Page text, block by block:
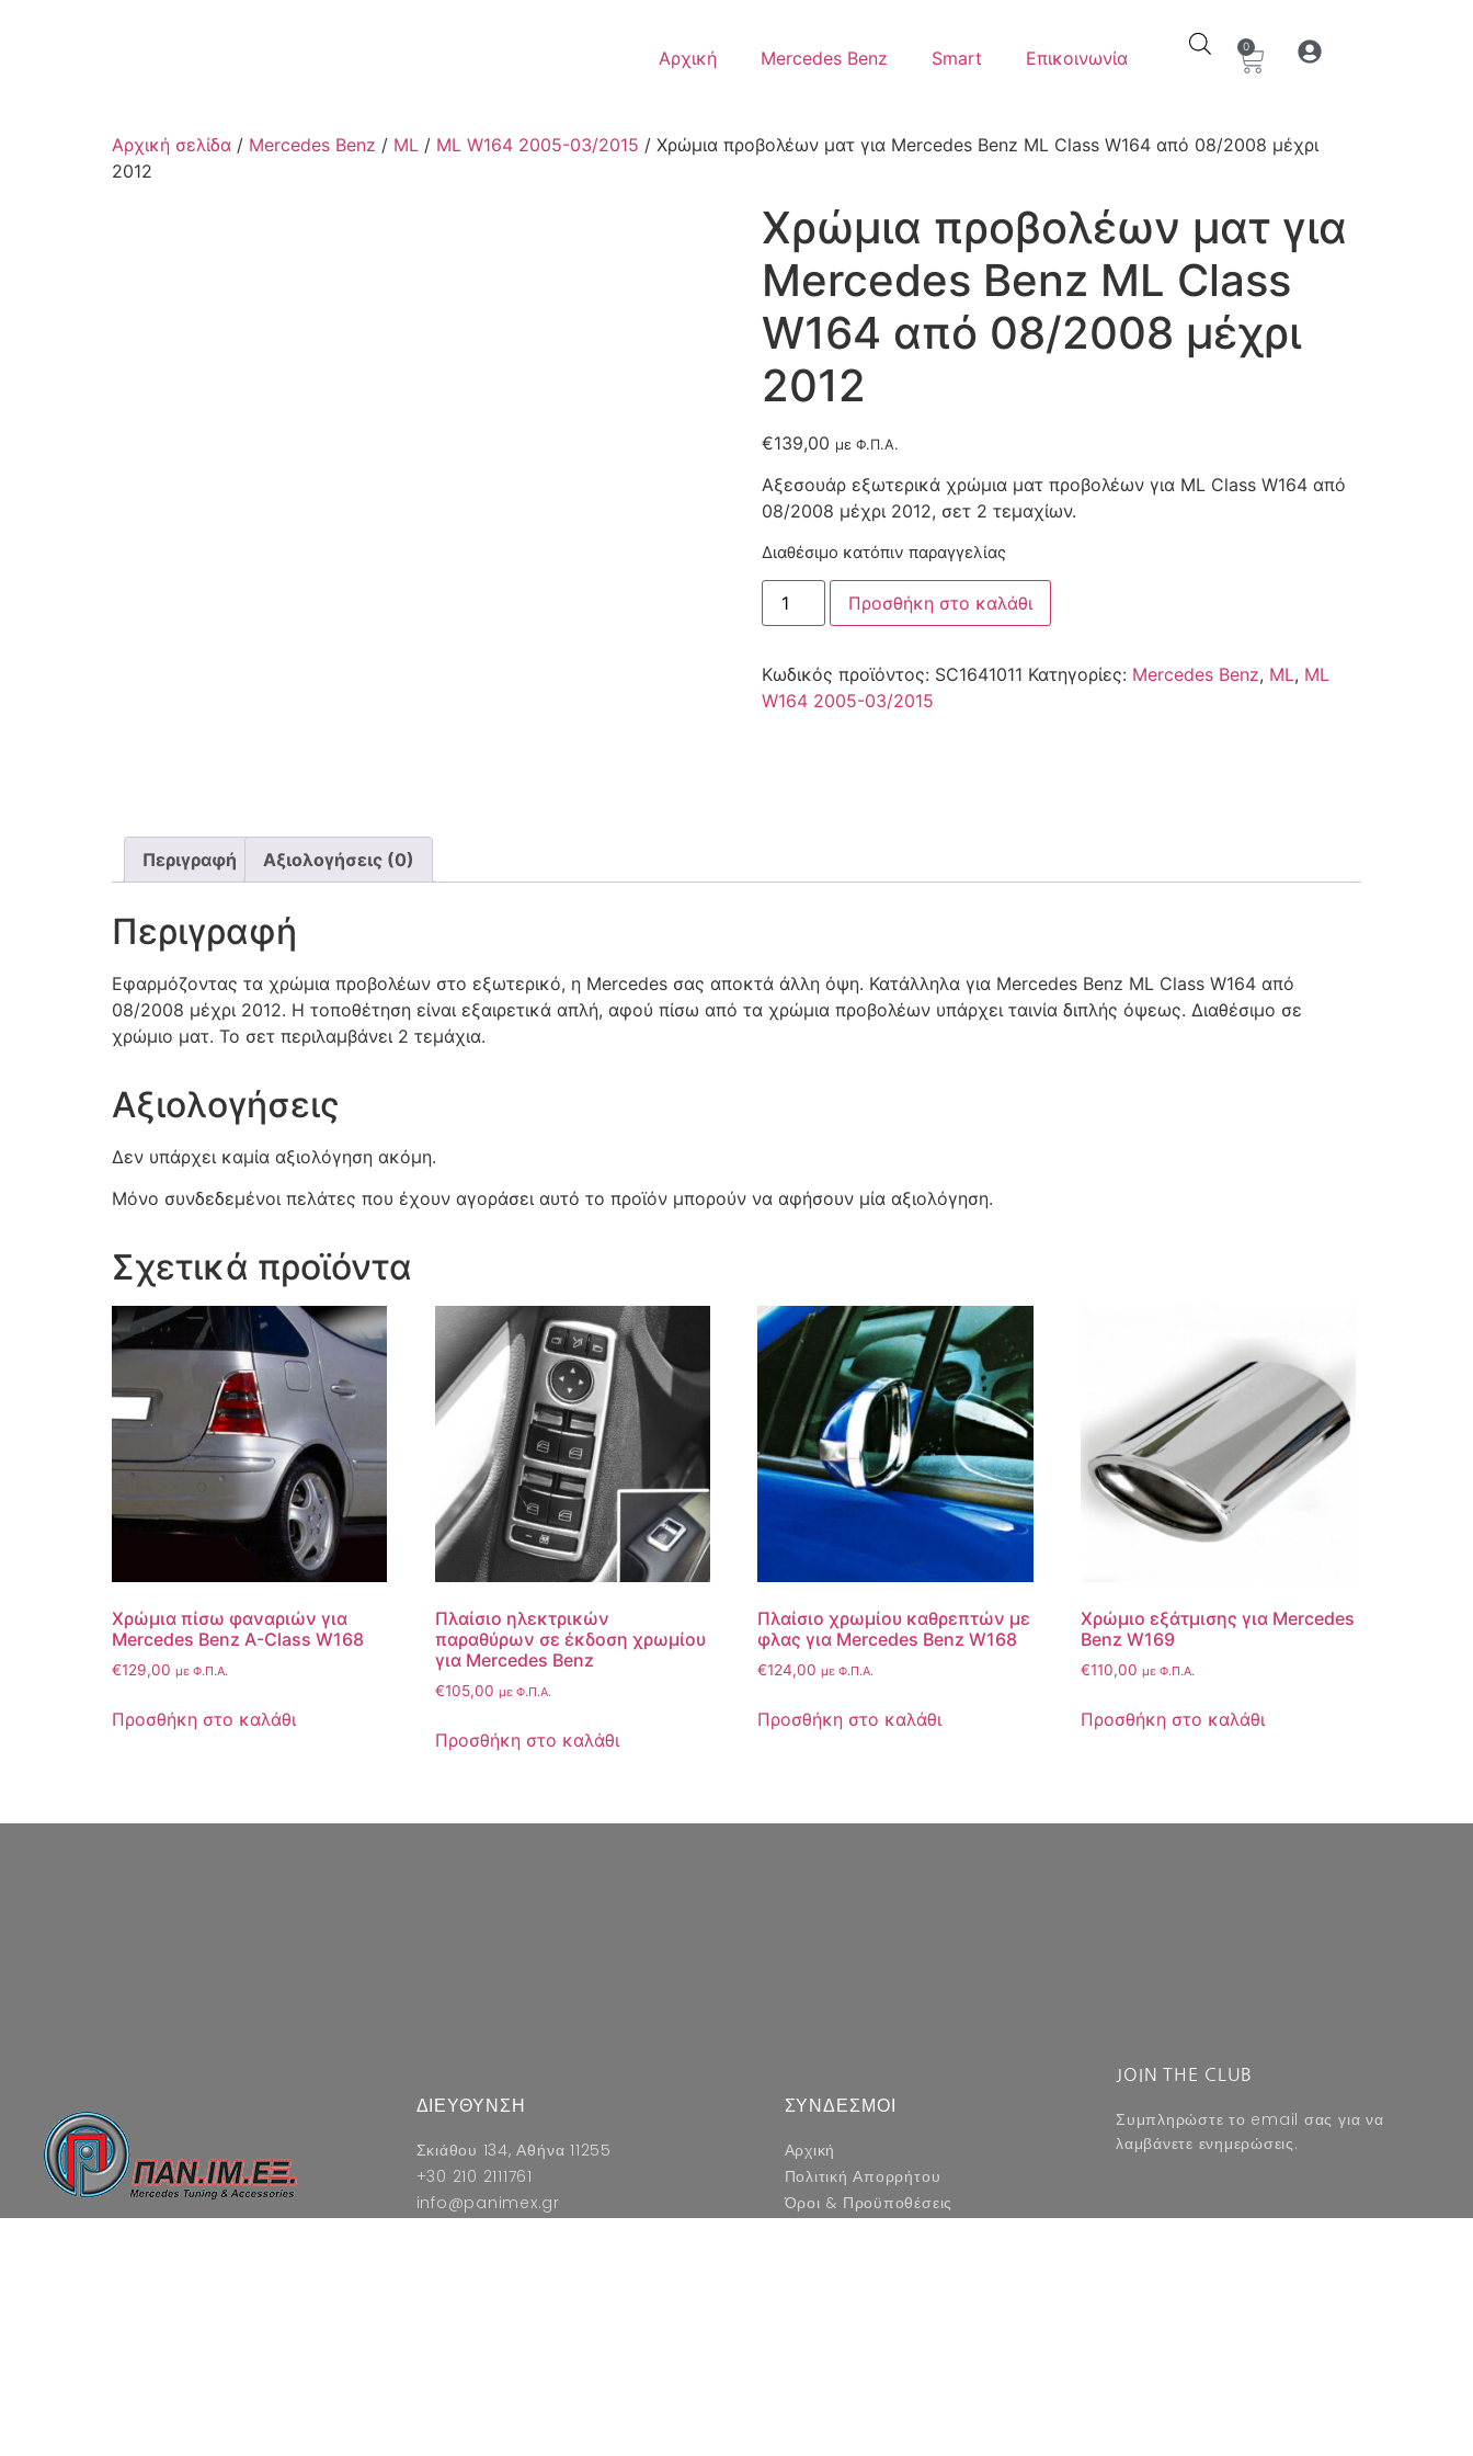
Αρχική Mercedes Benz Smart Επικοινωνία
0
Αρχική σελίδα / Mercedes Benz / ML / ML W164 2005-03/2015 / Χρώμια προβολέων ματ για Mercedes Benz ΜL Class W164 από 08/2008 μέχρι
2012
Χρώμια προβολέων ματ για
Mercedes Benz ΜL Class
W164 από 08/2008 μέχρι
2012
€139,00 με Φ.Π.Α.
Αξεσουάρ εξωτερικά χρώμια ματ προβολέων για ΜL Class W164 από
08/2008 μέχρι 2012, σετ 2 τεμαχίων.
Διαθέσιμο κατόπιν παραγγελίας
Προσθήκη στο καλάθι
Κωδικός προϊόντος: SC1641011 Κατηγορίες: Mercedes Benz, ML, ML
W164 2005-03/2015
Περιγραφή Αξιολογήσεις (0)
Περιγραφή
Εφαρμόζοντας τα χρώμια προβολέων στο εξωτερικό, η Mercedes σας αποκτά άλλη όψη. Κατάλληλα για Mercedes Benz ΜL Class W164 από
08/2008 μέχρι 2012. Η τοποθέτηση είναι εξαιρετικά απλή, αφού πίσω από τα χρώμια προβολέων υπάρχει ταινία διπλής όψεως. Διαθέσιμο σε
χρώμιο ματ. Το σετ περιλαμβάνει 2 τεμάχια.
Αξιολογήσεις
Δεν υπάρχει καμία αξιολόγηση ακόμη.
Μόνο συνδεδεμένοι πελάτες που έχουν αγοράσει αυτό το προϊόν μπορούν να αφήσουν μία αξιολόγηση.
Σχετικά προϊόντα
Χρώμια πίσω φαναριών για
Mercedes Benz A-Class W168
€129,00 με Φ.Π.Α.
Προσθήκη στο καλάθι
Πλαίσιο ηλεκτρικών
παραθύρων σε έκδοση χρωμίου
για Mercedes Benz
€105,00 με Φ.Π.Α.
Προσθήκη στο καλάθι
Πλαίσιο χρωμίου καθρεπτών με
φλας για Mercedes Benz W168
€124,00 με Φ.Π.Α.
Προσθήκη στο καλάθι
Χρώμιο εξάτμισης για Mercedes
Benz W169
€110,00 με Φ.Π.Α.
Προσθήκη στο καλάθι
ΔΙΕΥΘΥΝΣΗ
Σκιάθου 134, Αθήνα 11255
+30 210 2111761
info@panimex.gr
ΣΥΝΔΕΣΜΟΙ
Αρχική
Πολιτική Απορρήτου
Όροι & Προϋποθέσεις
JOIN THE CLUB
Συμπληρώστε το email σας για να
λαμβάνετε ενημερώσεις.